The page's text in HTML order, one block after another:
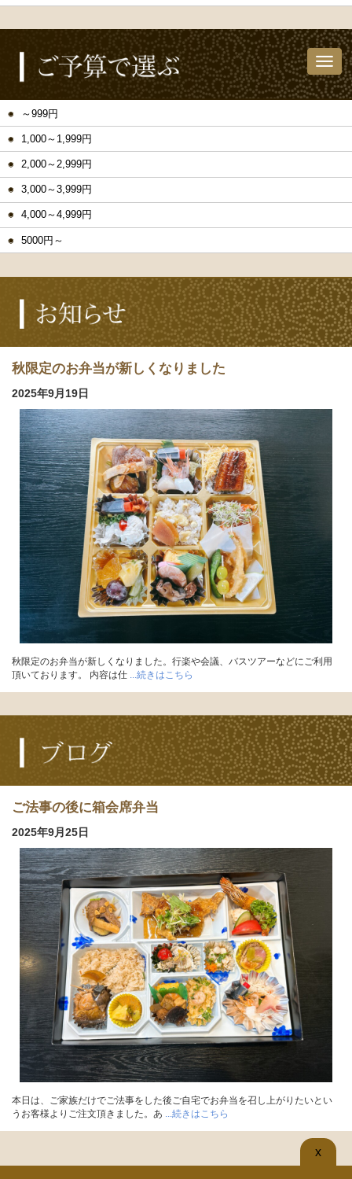
～999円
1,000～1,999円
2,000～2,999円
3,000～3,999円
4,000～4,999円
5000円～
秋限定のお弁当が新しくなりました
2025年9月19日
秋限定のお弁当が新しくなりました。行楽や会議、バスツアーなどにご利用
頂いております。 内容は仕 ...続きはこちら
ご法事の後に箱会席弁当
2025年9月25日
本日は、ご家族だけでご法事をした後ご自宅でお弁当を召し上がりたいとい
うお客様よりご注文頂きました。あ
...続きはこちら
x